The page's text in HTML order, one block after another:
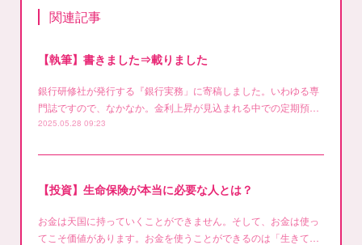
関連記事
【執筆】書きました⇒載りました
銀行研修社が発行する『銀行実務」に寄稿しました。いわゆる専
門誌ですので、なかなか。金利上昇が見込まれる中での定期預…
2025.05.28 09:23
【投資】生命保険が本当に必要な人とは？
お金は天国に持っていくことができません。そして、お金は使っ
てこそ価値があります。お金を使うことができるのは「生きて…